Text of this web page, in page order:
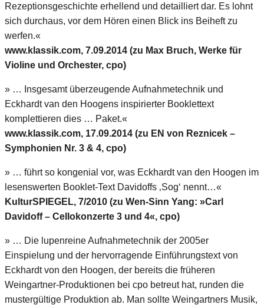
Rezeptionsgeschichte erhellend und detailliert dar. Es lohnt
sich durchaus, vor dem Hören einen Blick ins Beiheft zu
werfen.«
www.klassik.com, 7.09.2014 (zu Max Bruch, Werke für
Violine und Orchester, cpo)
» … Insgesamt überzeugende Aufnahmetechnik und
Eckhardt van den Hoogens inspirierter Booklettext
komplettieren dies … Paket.«
www.klassik.com, 17.09.2014 (zu EN von Reznicek –
Symphonien Nr. 3 & 4, cpo)
» … führt so kongenial vor, was Eckhardt van den Hoogen im
lesenswerten Booklet-Text Davidoffs ‚Sog‘ nennt…«
KulturSPIEGEL, 7/2010 (zu Wen-Sinn Yang: »Carl
Davidoff – Cellokonzerte 3 und 4«, cpo)
» … Die lupenreine Aufnahmetechnik der 2005er
Einspielung und der hervorragende Einführungstext von
Eckhardt von den Hoogen, der bereits die früheren
Weingartner-Produktionen bei cpo betreut hat, runden die
mustergültige Produktion ab. Man sollte Weingartners Musik,